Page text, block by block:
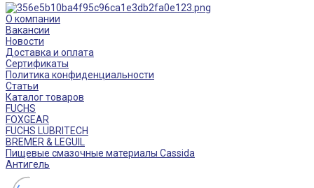
О компании
Вакансии
Новости
Доставка и оплата
Сертификаты
Политика конфиденциальности
Статьи
Каталог товаров
FUCHS
FOXGEAR
FUCHS LUBRITECH
BREMER & LEGUIL
Пищевые смазочные материалы Cassida
Антигель